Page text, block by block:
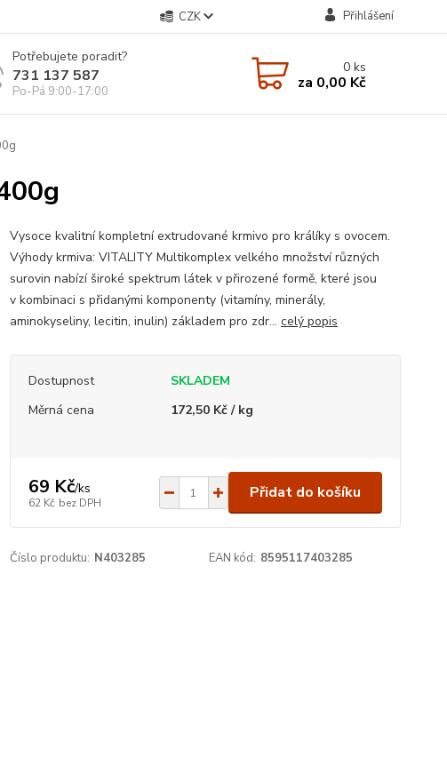
CZK Přihlášení
Potřebujete poradit?
731 137 587
Po-Pá 9:00-17:00
0ks
za 0,00 Kč
Vysoce kvalitní kompletní extrudované krmivo pro králíky s ovocem.
Výhody krmiva: VITALITY Multikomplex velkého množství různých
surovin nabízí široké spektrum látek v přirozené formě, které jsou
v kombinaci s přidanými komponenty (vitamíny, minerály,
aminokyseliny, lecitin, inulin) základem pro zdr... celý popis
Dostupnost
SKLADEM
Měrná cena
172,50 Kč / kg
69 Kč/ks
62 Kč bez DPH
Přidat do košíku
Číslo produktu: N403285 EAN kód: 8595117403285